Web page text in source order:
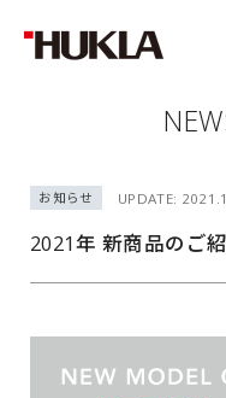
お知らせ UPDATE:
2021年 新商品のご